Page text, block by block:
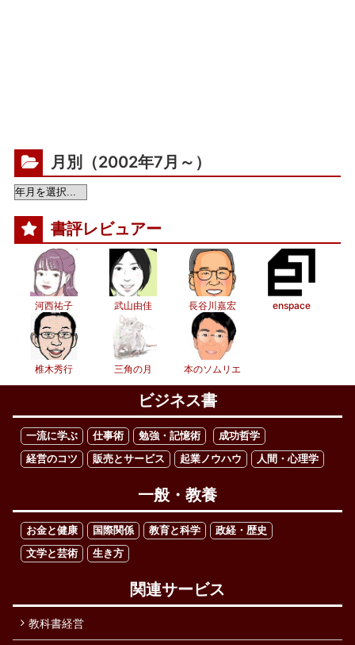
月別（2002年7月～）
書評レビュアー
河西祐子 武山由佳 長谷川嘉宏 enspace
椎木秀行 三角の月 本のソムリエ
ビジネス書
一流に学ぶ 仕事術 勉強・記憶術
成功哲学
経営のコツ
販売とサービス 起業ノウハウ 人間・心理学
一般・教養
お金と健康 国際関係 教育と科学
政経・歴史
文学と芸術
生き方
関連サービス
教科書経営